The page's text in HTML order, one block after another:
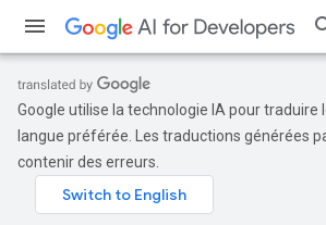
Google utilise la technologie IA pour traduire
langue préférée. Les traductions générées
contenir des erreurs.